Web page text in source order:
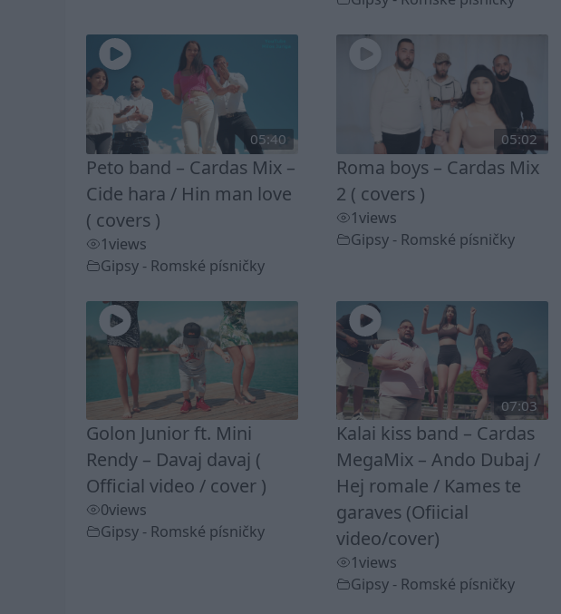
05:40
Peto band – Cardas Mix –
Cide hara / Hin man love
( covers )
1views
Gipsy - Romské písničky
05:02
Roma boys – Cardas Mix
2 ( covers )
1views
Gipsy - Romské písničky
Golon Junior ft. Mini
Rendy – Davaj davaj (
Official video / cover )
0views
Gipsy - Romské písničky
07:03
Kalai kiss band – Cardas
MegaMix – Ando Dubaj /
Hej romale / Kames te
garaves (Ofiicial
video/cover)
1views
Gipsy - Romské písničky